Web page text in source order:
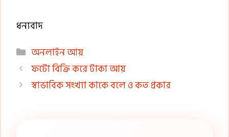
ধন্যবাদ
Categories
অনলাইন আয়
ফটো বিক্রি করে টাকা আয়
স্বাভাবিক সংখ্যা কাকে বলে ও কত প্রকার